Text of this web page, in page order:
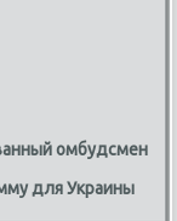
омбудсмен
для Украины